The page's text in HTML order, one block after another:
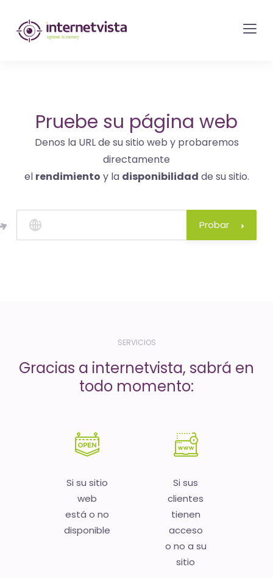
Monitorización
de
del
sitio
web
los
servicios
de
oro
Pruebe su página web
Denos la URL de su sitio web y probaremos
directamente
el rendimiento y la disponibilidad de su sitio.
Probar
SERVICIOS
Gracias a internetvista, sabrá en
todo momento:
Si su sitio
web
está o no
disponible
Si sus
clientes
tienen
acceso
o no a su
sitio